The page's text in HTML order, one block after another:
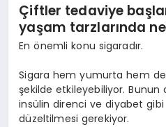
Çiftler tedaviye
yaşam tarzlarında
En önemli konu sigaradır.
Sigara hem yumurta hem
şekilde etkileyebiliyor. Bunun
insülin direnci ve diyabet
düzeltilmesi gerekiyor.